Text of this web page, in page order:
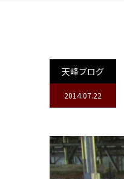
天峰ブログ
2014.07.22